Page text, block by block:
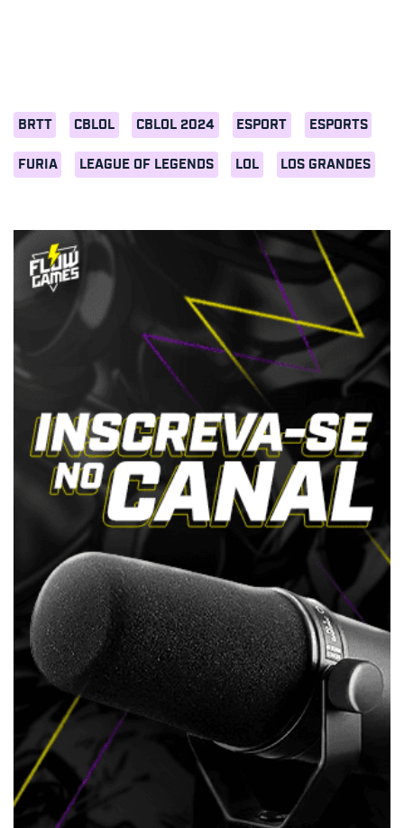
BRTT CBLOL CBLOL 2024 ESPORT ESPORTS
FURIA LEAGUE OF LEGENDS LOL LOS GRANDES